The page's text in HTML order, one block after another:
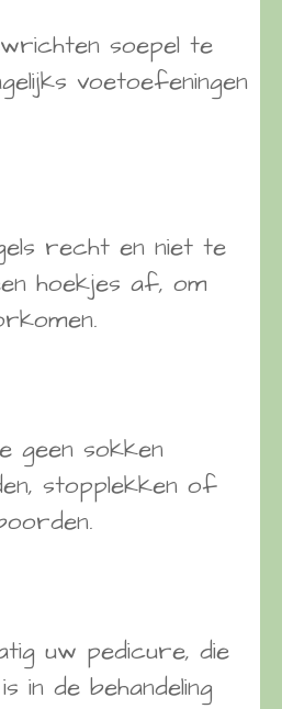
soepel te
voetoefeningen
recht en niet te
hoekjes af, om
geen sokken
stopplekken of
uw pedicure, die
in de behandeling